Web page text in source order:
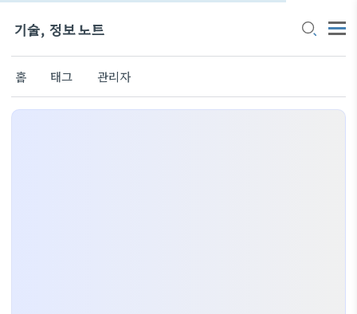
기술, 정보 노트
홈 태그 관리자